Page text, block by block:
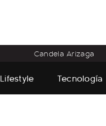
Candela Arizaga
Lifestyle Tecnología